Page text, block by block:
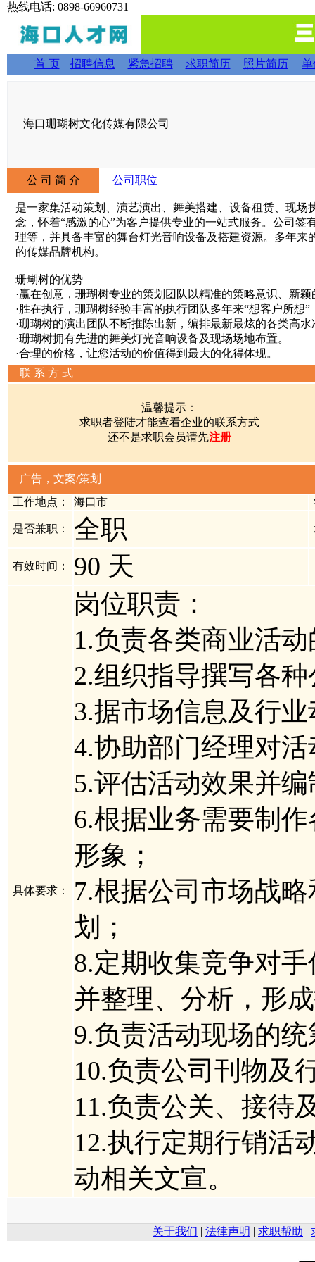
热线电话: 0898-66960731
首 页 招聘信息 紧急招聘 求职简历 照片简历 单
海口珊瑚树文化传媒有限公司
公 司 简 介 公司职位
是一家集活动策划、演艺演出、舞美搭建、设备租赁、现
念，怀着“感激的心”为客户提供专业的一站式服务。公司
理等，并具备丰富的舞台灯光音响设备及搭建资源。多年
的传媒品牌机构。
珊瑚树的优势
·赢在创意，珊瑚树专业的策划团队以精准的策略意识、新
·胜在执行，珊瑚树经验丰富的执行团队多年来“想客户所想
·珊瑚树的演出团队不断推陈出新，编排最新最炫的各类高
·珊瑚树拥有先进的舞美灯光音响设备及现场场地布置。
·合理的价格，让您活动的价值得到最大的化得体现。
联 系 方 式
温馨提示：
求职者登陆才能查看企业的联系方式
还不是求职会员请先注册
广告，文案/策划
工作地点：
海口市
是否兼职： 全职
有效时间： 90 天
具体要求：
岗位职责：
1.负责各类商业活
2.组织指导撰写各
3.据市场信息及行
4.协助部门经理对
5.评估活动效果并
6.根据业务需要制
形象；
7.根据公司市场战
划；
8.定期收集竞争对
并整理、分析，形
9.负责活动现场的
10.负责公司刊物及
11.负责公关、接待
12.执行定期行销活
动相关文宣。
关于我们 | 法律声明 | 求职帮助 |